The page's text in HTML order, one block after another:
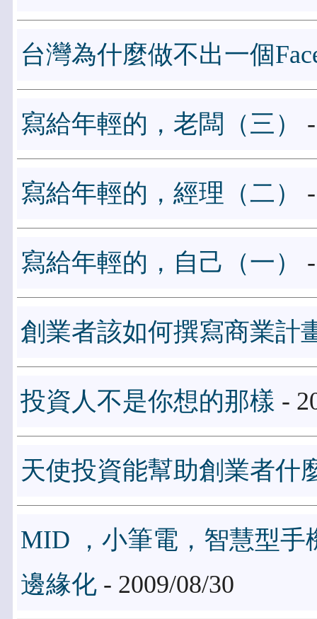
台灣為什麼做不出一個
寫給年輕的，老闆（三）
寫給年輕的，經理（二）
寫給年輕的，自己（一）
創業者該如何撰寫商業計
投資人不是你想的那樣 -
天使投資能幫助創業者什
MID ，小筆電，智慧型手
邊緣化 - 2009/08/30